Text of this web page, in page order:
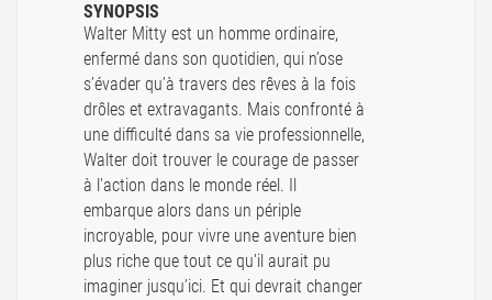
SYNOPSIS
Walter Mitty est un homme ordinaire,
enfermé dans son quotidien, qui n’ose
s’évader qu’à travers des rêves à la fois
drôles et extravagants. Mais confronté à
une difficulté dans sa vie professionnelle,
Walter doit trouver le courage de passer
à l'action dans le monde réel. Il
embarque alors dans un périple
incroyable, pour vivre une aventure bien
plus riche que tout ce qu'il aurait pu
imaginer jusqu’ici. Et qui devrait changer